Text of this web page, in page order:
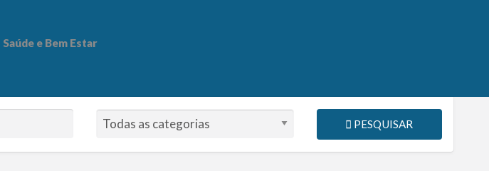
Saúde e Bem Estar
PESQUISAR